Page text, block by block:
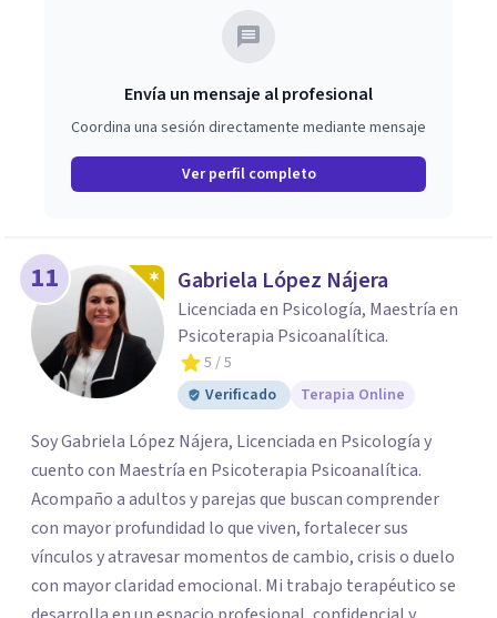
Envía un mensaje al profesional
Coordina una sesión directamente mediante mensaje
Ver perfil completo
11 Gabriela López Nájera
Licenciada en Psicología, Maestría en
Psicoterapia Psicoanalítica.
5 / 5
Verificado
Terapia Online
Soy Gabriela López Nájera, Licenciada en Psicología y
cuento con Maestría en Psicoterapia Psicoanalítica.
Acompaño a adultos y parejas que buscan comprender
con mayor profundidad lo que viven, fortalecer sus
vínculos y atravesar momentos de cambio, crisis o duelo
con mayor claridad emocional. Mi trabajo terapéutico se